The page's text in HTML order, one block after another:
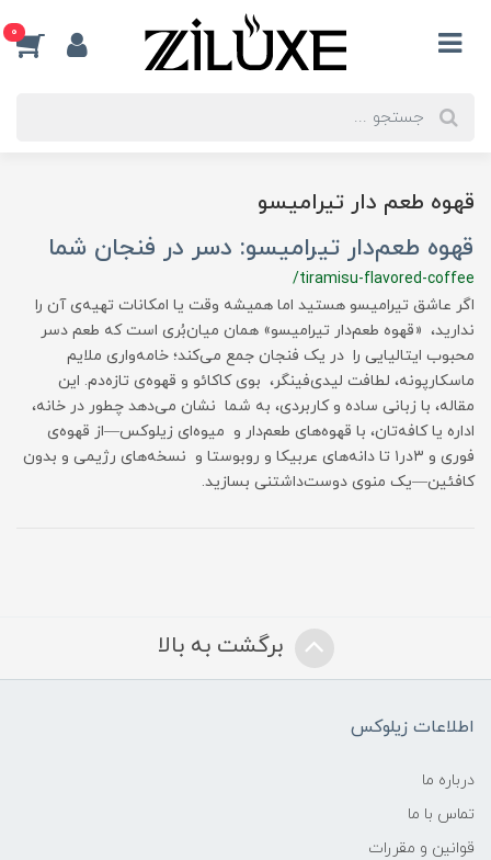
0
قهوه طعم دار تیرامیسو
قهوه طعم‌دار تیرامیسو: دسر در فنجان شما
/tiramisu-flavored-coffee
اگر عاشق تیرامیسو هستید اما همیشه وقت یا امکانات تهیه‌ی آن را
ندارید، «قهوه طعم‌دار تیرامیسو» همان میان‌بُری است که طعم دسر
محبوب ایتالیایی را در یک فنجان جمع می‌کند؛ خامه‌واری ملایم
ماسکارپونه، لطافت لیدی‌فینگر، بوی کاکائو و قهوه‌ی تازه‌دم. این
مقاله، با زبانی ساده و کاربردی، به شما نشان می‌دهد چطور در خانه،
اداره یا کافه‌تان، با قهوه‌های طعم‌دار و میوه‌ای زیلوکس—از قهوه‌ی
فوری و ۳در۱ تا دانه‌های عربیکا و روبوستا و نسخه‌های رژیمی و بدون
کافئین—یک منوی دوست‌داشتنی بسازید.
برگشت به بالا
اطلاعات زیلوکس
درباره ما
تماس با ما
قوانین و مقررات